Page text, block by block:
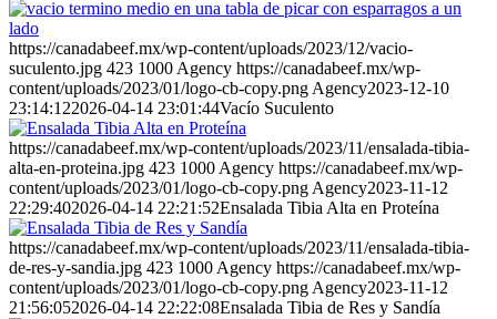
https://canadabeef.mx/wp-content/uploads/2023/12/vacio-
suculento.jpg 423 1000 Agency https://canadabeef.mx/wp-
content/uploads/2023/01/logo-cb-copy.png Agency2023-12-10
23:14:122026-04-14 23:01:44Vacío Suculento
https://canadabeef.mx/wp-content/uploads/2023/11/ensalada-tibia-
alta-en-proteina.jpg 423 1000 Agency https://canadabeef.mx/wp-
content/uploads/2023/01/logo-cb-copy.png Agency2023-11-12
22:29:402026-04-14 22:21:52Ensalada Tibia Alta en Proteína
https://canadabeef.mx/wp-content/uploads/2023/11/ensalada-tibia-
de-res-y-sandia.jpg 423 1000 Agency https://canadabeef.mx/wp-
content/uploads/2023/01/logo-cb-copy.png Agency2023-11-12
21:56:052026-04-14 22:22:08Ensalada Tibia de Res y Sandía